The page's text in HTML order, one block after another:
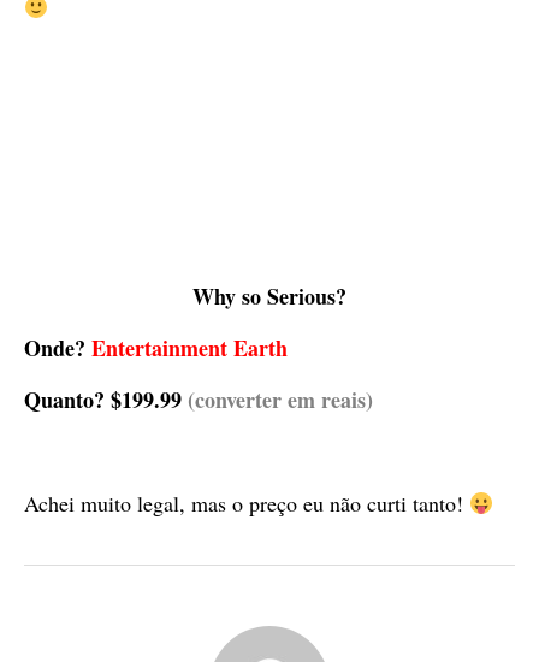
Why so Serious?
Onde? Entertainment Earth
Quanto? $199.99 (converter em reais)
Achei muito legal, mas o preço eu não curti tanto!